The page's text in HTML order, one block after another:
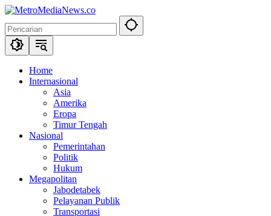
Langsung
konten
Home
Internasional
Asia
Amerika
Eropa
Timur Tengah
Nasional
Pemerintahan
Politik
Hukum
Megapolitan
Jabodetabek
Pelayanan Publik
Transportasi